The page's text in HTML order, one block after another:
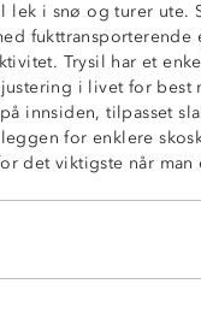
i snø og turer ute.
Trysil har et
i livet for best
innsiden, tilpasset
for enklere
det viktigste når man
borrelås
av beina
beina for skoskift